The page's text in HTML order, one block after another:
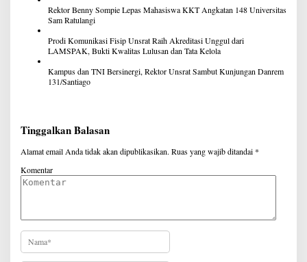
Rektor Benny Sompie Lepas Mahasiswa KKT Angkatan 148 Universitas
Sam Ratulangi
Prodi Komunikasi Fisip Unsrat Raih Akreditasi Unggul dari
LAMSPAK, Bukti Kwalitas Lulusan dan Tata Kelola
Kampus dan TNI Bersinergi, Rektor Unsrat Sambut Kunjungan Danrem
131/Santiago
Tinggalkan Balasan
Alamat email Anda tidak akan dipublikasikan. Ruas yang wajib ditandai *
Komentar